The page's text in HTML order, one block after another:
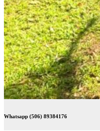
Whatsapp (506) 89384176